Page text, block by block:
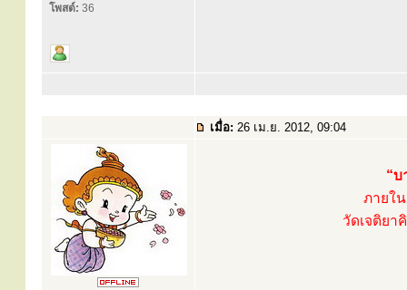
โพสต์: 36
เมื่อ: 26 เม.ย. 2012, 09:04
“บ
ภายใ
วัดเจติยา